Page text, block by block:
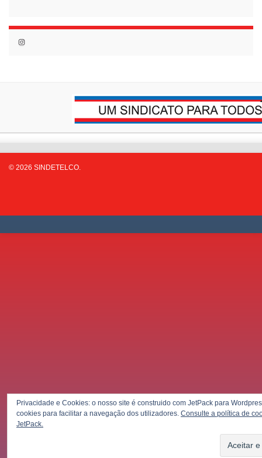
Instagram
© 2026 SINDETELCO.
Privacidade e Cookies: o nosso site é construido com JetPack para
cookies para facilitar a navegação dos utilizadores. Consulte a política de
JetPack.